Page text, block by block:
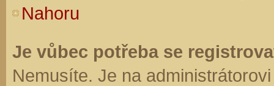
Nahoru
Je vůbec potřeba se
Nemusíte. Je na